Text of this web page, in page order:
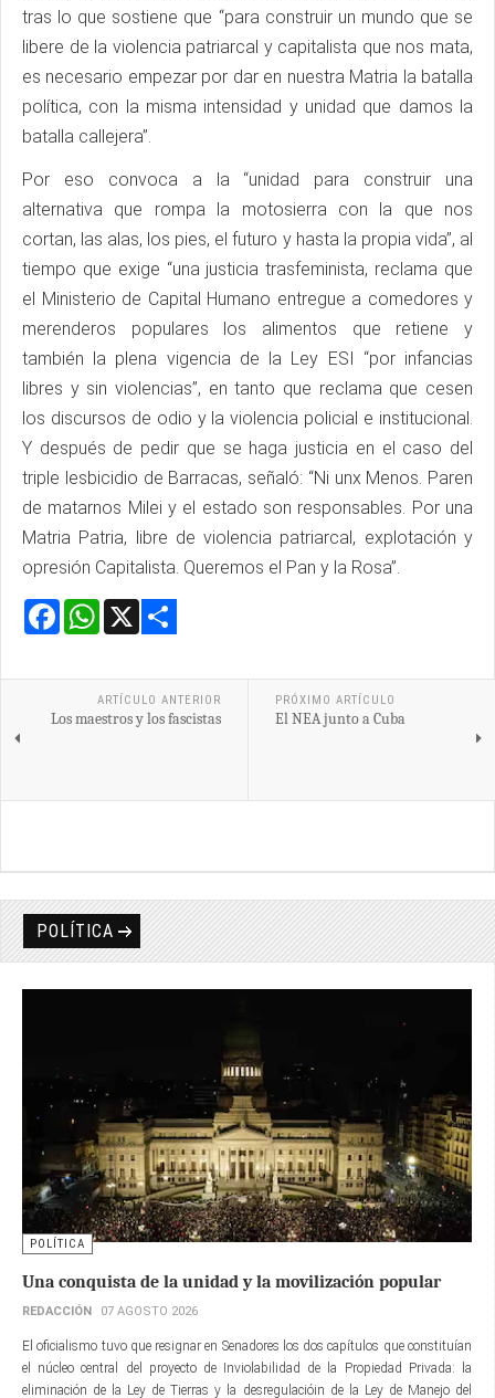
tras lo que sostiene que “para construir un mundo que se
libere de la violencia patriarcal y capitalista que nos mata,
es necesario empezar por dar en nuestra Matria la batalla
política, con la misma intensidad y unidad que damos la
batalla callejera”.
Por eso convoca a la “unidad para construir una
alternativa que rompa la motosierra con la que nos
cortan, las alas, los pies, el futuro y hasta la propia vida”, al
tiempo que exige “una justicia trasfeminista, reclama que
el Ministerio de Capital Humano entregue a comedores y
merenderos populares los alimentos que retiene y
también la plena vigencia de la Ley ESI “por infancias
libres y sin violencias”, en tanto que reclama que cesen
los discursos de odio y la violencia policial e institucional.
Y después de pedir que se haga justicia en el caso del
triple lesbicidio de Barracas, señaló: “Ni unx Menos. Paren
de matarnos Milei y el estado son responsables. Por una
Matria Patria, libre de violencia patriarcal, explotación y
opresión Capitalista. Queremos el Pan y la Rosa”.
Facebook
WhatsApp
ARTÍCULO ANTERIOR
Los maestros y los fascistas
PRÓXIMO ARTÍCULO
El NEA junto a Cuba
POLÍTICA
POLÍTICA
Una conquista de la unidad y la movilización popular
REDACCIÓN 07 AGOSTO 2026
El oficialismo tuvo que resignar en Senadores los dos capítulos que constituían
el núcleo central del proyecto de Inviolabilidad de la Propiedad Privada: la
eliminación de la Ley de Tierras y la desregulacióin de la Ley de Manejo del